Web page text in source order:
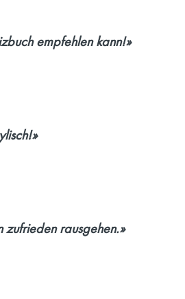
empfehlen kann!»
zufrieden rausgehen.»